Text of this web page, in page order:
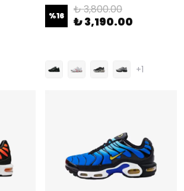
%16 ₺ 3,800.00
₺ 3,190.00
+1